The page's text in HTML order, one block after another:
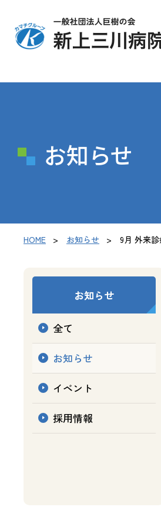
お知らせ
HOME お知らせ 9月 外来
お知らせ
全て
お知らせ
イベント
採用情報